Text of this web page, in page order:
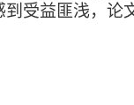
受益匪浅，论